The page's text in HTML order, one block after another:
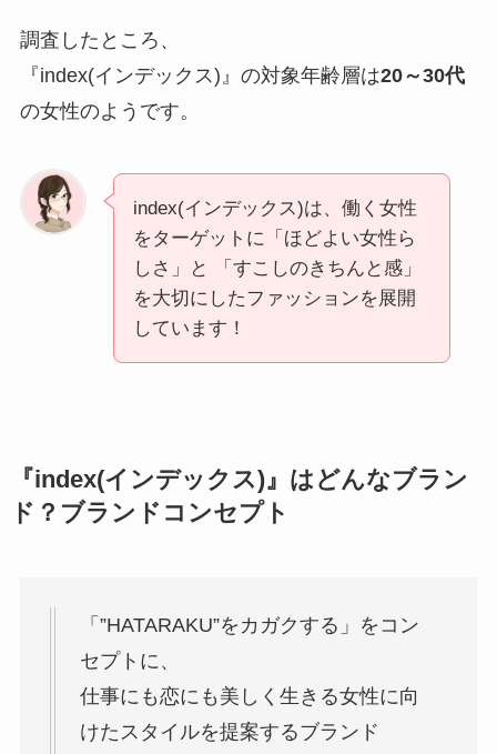
調査したところ、
『index(インデックス)』の対象年齢層は20～30代
の女性のようです。
index(インデックス)は、働く女性
をターゲットに「ほどよい女性ら
しさ」と 「すこしのきちんと感」
を大切にしたファッションを展開
しています！
『index(インデックス)』はどんなブラン
ド？ブランドコンセプト
「”HATARAKU”をカガクする」をコン
セプトに、
仕事にも恋にも美しく生きる女性に向
けたスタイルを提案するブランド